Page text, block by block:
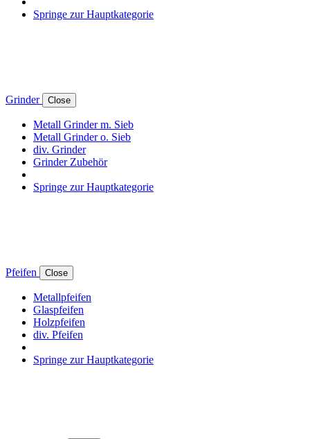
Springe zur Hauptkategorie
Grinder Close
Metall Grinder m. Sieb
Metall Grinder o. Sieb
div. Grinder
Grinder Zubehör
Springe zur Hauptkategorie
Pfeifen Close
Metallpfeifen
Glaspfeifen
Holzpfeifen
div. Pfeifen
Springe zur Hauptkategorie